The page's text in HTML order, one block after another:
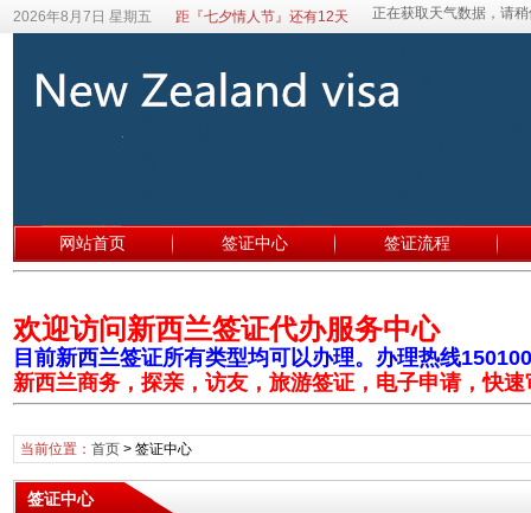
2026年8月7日 星期五 距『七夕情人节』还有12天
网站首页 签证中心 签证流程
欢迎访问新西兰签证代办服务中心
目前新西兰签证所有类型均可以办理。办理热线
新西兰商务，探亲，访友，旅游签证，电子申请，快速
当前位置： 首页> 签证中心
签证中心